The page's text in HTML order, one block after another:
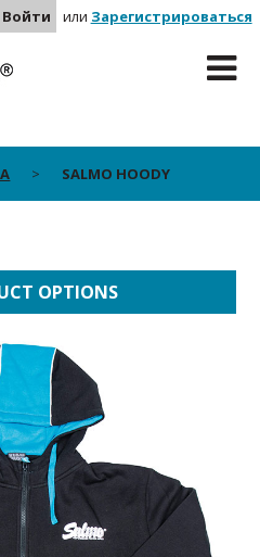
Войти или Зарегистрироваться
SALMO HOODY
OPTIONS